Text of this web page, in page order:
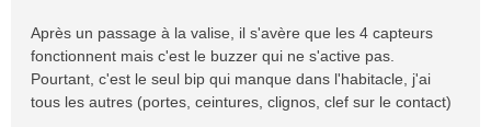
Après un passage à la valise, il s'avère que les 4 capteurs
fonctionnent mais c'est le buzzer qui ne s'active pas.
Pourtant, c'est le seul bip qui manque dans l'habitacle, j'ai
tous les autres (portes, ceintures, clignos, clef sur le contact)